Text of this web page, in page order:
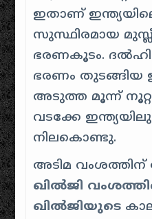
ഇതാണ്
സുസ്ഥിരമായ
ഭരണകൂടം. ദൽഹി
ഭരണം തുടങ്ങിയ
അടുത്ത മൂന്ന്
വടക്കേ
നിലകൊണ്ടു.
അടിമ വംശത്തിന്
ഖിൽജി
ഖിൽജിയുടെ